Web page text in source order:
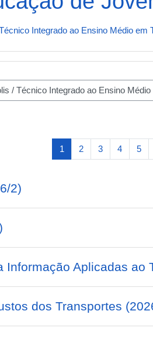
Integrado ao Ensino Médio em
1 (atual)
2 3 4 5
2)
Informação Aplicadas ao
dos Transportes